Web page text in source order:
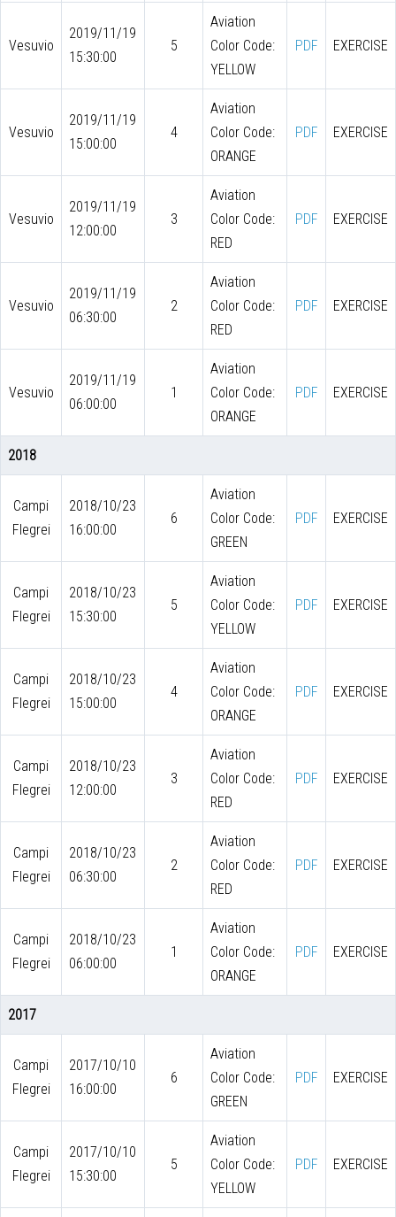
Vesuvio
2019/11/19
15:30:00
5
Aviation
Color Code:
YELLOW
PDF EXERCISE
Vesuvio
2019/11/19
15:00:00
4
Aviation
Color Code:
ORANGE
PDF EXERCISE
Vesuvio
2019/11/19
12:00:00
3
Aviation
Color Code:
RED
PDF EXERCISE
Vesuvio
2019/11/19
06:30:00
2
Aviation
Color Code:
RED
PDF EXERCISE
Vesuvio
2019/11/19
06:00:00
1
Aviation
Color Code:
ORANGE
PDF EXERCISE
2018
Campi
Flegrei
2018/10/23
16:00:00
6
Aviation
Color Code:
GREEN
PDF EXERCISE
Campi
Flegrei
2018/10/23
15:30:00
5
Aviation
Color Code:
YELLOW
PDF EXERCISE
Campi
Flegrei
2018/10/23
15:00:00
4
Aviation
Color Code:
ORANGE
PDF EXERCISE
Campi
Flegrei
2018/10/23
12:00:00
3
Aviation
Color Code:
RED
PDF EXERCISE
Campi
Flegrei
2018/10/23
06:30:00
2
Aviation
Color Code:
RED
PDF EXERCISE
Campi
Flegrei
2018/10/23
06:00:00
1
Aviation
Color Code:
ORANGE
PDF EXERCISE
2017
Campi
Flegrei
2017/10/10
16:00:00
6
Aviation
Color Code:
GREEN
PDF EXERCISE
Campi
Flegrei
2017/10/10
15:30:00
5
Aviation
Color Code:
YELLOW
PDF EXERCISE